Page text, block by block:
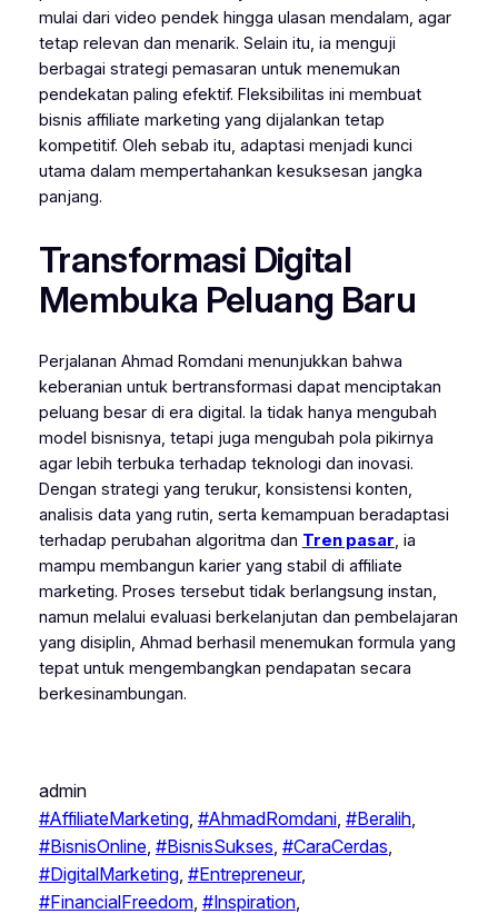
mulai dari video pendek hingga ulasan mendalam, agar
tetap relevan dan menarik. Selain itu, ia menguji
berbagai strategi pemasaran untuk menemukan
pendekatan paling efektif. Fleksibilitas ini membuat
bisnis affiliate marketing yang dijalankan tetap
kompetitif. Oleh sebab itu, adaptasi menjadi kunci
utama dalam mempertahankan kesuksesan jangka
panjang.
Transformasi Digital
Membuka Peluang Baru
Perjalanan Ahmad Romdani menunjukkan bahwa
keberanian untuk bertransformasi dapat menciptakan
peluang besar di era digital. Ia tidak hanya mengubah
model bisnisnya, tetapi juga mengubah pola pikirnya
agar lebih terbuka terhadap teknologi dan inovasi.
Dengan strategi yang terukur, konsistensi konten,
analisis data yang rutin, serta kemampuan beradaptasi
terhadap perubahan algoritma dan Tren pasar, ia
mampu membangun karier yang stabil di affiliate
marketing. Proses tersebut tidak berlangsung instan,
namun melalui evaluasi berkelanjutan dan pembelajaran
yang disiplin, Ahmad berhasil menemukan formula yang
tepat untuk mengembangkan pendapatan secara
berkesinambungan.
admin
#AffiliateMarketing, #AhmadRomdani, #Beralih
#BisnisOnline, #BisnisSukses, #CaraCerdas
#DigitalMarketing, #Entrepreneur
#FinancialFreedom, #Inspiration